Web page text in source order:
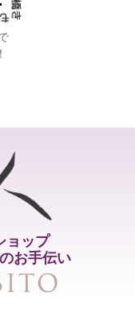
ョップ
お手伝い